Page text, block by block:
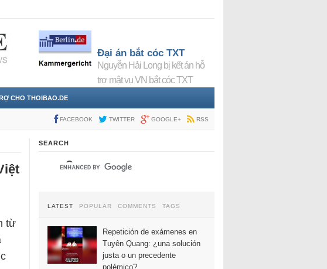
Đại án bắt cóc TXT
Nguyễn Hải Long bị kết án hỗ
trợ mật vụ VN bắt cóc TXT
CHO THOIBAO.DE
FACEBOOK TWITTER GOOGLE+ RSS
từ
SEARCH
LATEST POPULAR COMMENTS TAGS
Repetición de exámenes en
Tuyên Quang: ¿una solución
justa o un precedente
polémico?